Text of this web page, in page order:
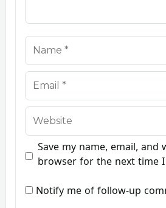
Name
Email
Website
Save my name, email, and
browser for the next time
Notify me of follow-up